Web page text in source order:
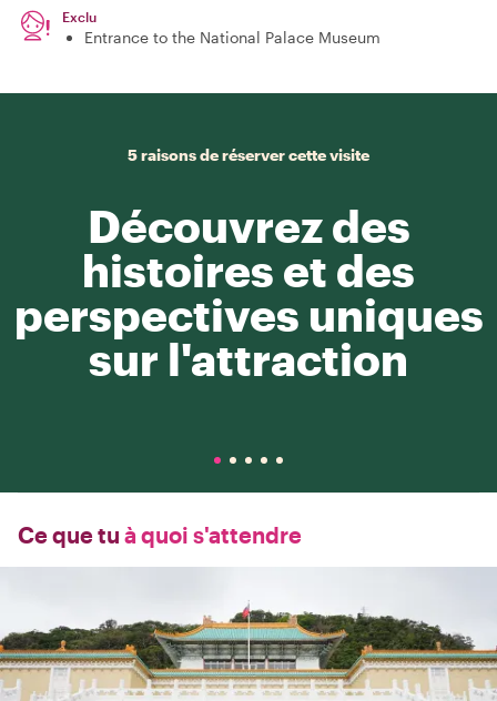
Exclu
Entrance to the National Palace Museum
5 raisons de réserver cette visite
Découvrez des
histoires et des
perspectives uniques
sur l'attraction
Ce que tu à quoi s'attendre